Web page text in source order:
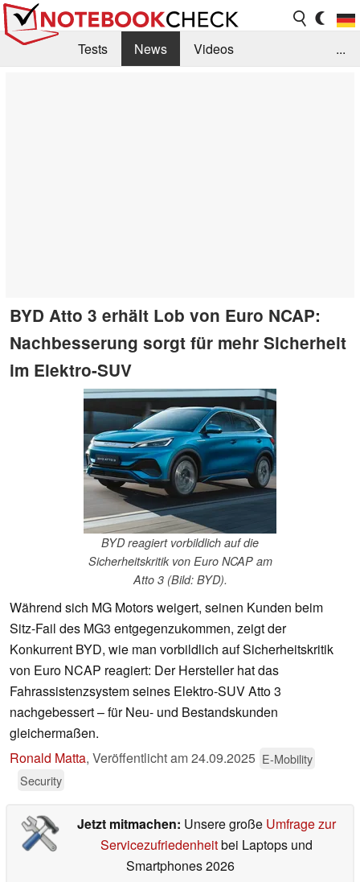
Tests News
Videos
...
BYD Atto 3 erhält Lob von Euro NCAP:
Nachbesserung sorgt für mehr Sicherheit
im Elektro-SUV
BYD reagiert vorbildlich auf die
Sicherheitskritik von Euro NCAP am
Atto 3 (Bild: BYD).
Während sich MG Motors weigert, seinen Kunden beim
Sitz-Fail des MG3 entgegenzukommen, zeigt der
Konkurrent BYD, wie man vorbildlich auf Sicherheitskritik
von Euro NCAP reagiert: Der Hersteller hat das
Fahrassistenzsystem seines Elektro-SUV Atto 3
nachgebessert – für Neu- und Bestandskunden
gleichermaßen.
Ronald Matta, Veröffentlicht am24.09.2025 E-Mobility
Security
Jetzt mitmachen: Unsere große Umfrage zur
Servicezufriedenheitbei Laptops und
Smartphones 2026